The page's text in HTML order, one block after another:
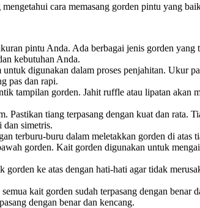
cara memasang gorden pintu yang
pintu Anda. Ada berbagai jenis gorden
kebutuhan Anda.
digunakan dalam proses penjahitan. Ukur
pas dan rapi.
tampilan gorden. Jahit ruffle atau lipatan akan
Pastikan tiang terpasang dengan kuat dan rata.
dan simetris.
terburu-buru dalam meletakkan gorden di
gorden. Kait gorden digunakan untuk
ke atas dengan hati-hati agar tidak
kait gorden sudah terpasang dengan
dengan benar dan kencang.